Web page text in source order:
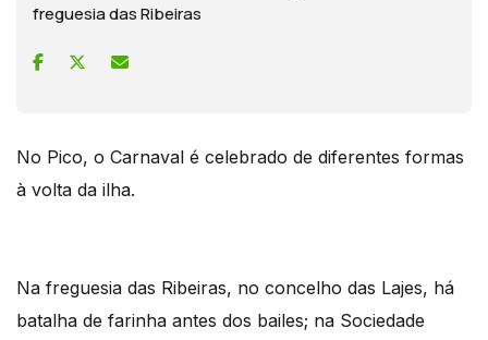
freguesia das Ribeiras
No Pico, o Carnaval é celebrado de diferentes formas
à volta da ilha.
Na freguesia das Ribeiras, no concelho das Lajes, há
batalha de farinha antes dos bailes; na Sociedade